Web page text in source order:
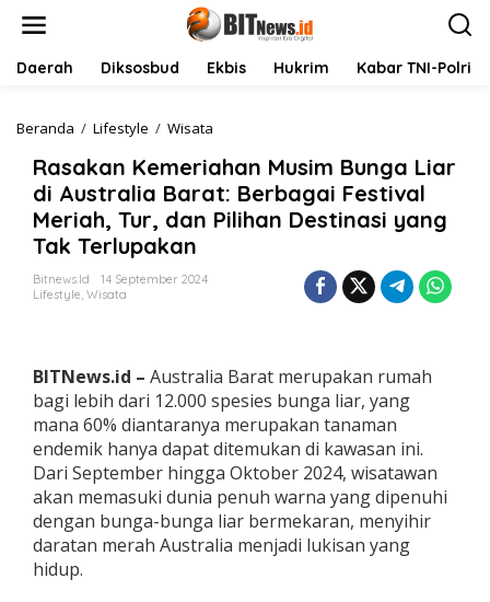
Daerah Diksosbud Ekbis Hukrim Kabar TNI-Polri
Beranda / Lifestyle / Wisata
s
a
k
a
a
h
a
n
u
s
m
Rasakan Kemeriahan Musim Bunga Liar
di Australia Barat: Berbagai Festival
Meriah, Tur, dan Pilihan Destinasi yang
Tak Terlupakan
Bitnews.id
14 September 2024
Lifestyle, Wisata
BITNews.id – Australia Barat merupakan rumah
bagi lebih dari 12.000 spesies bunga liar, yang
mana 60% diantaranya merupakan tanaman
endemik hanya dapat ditemukan di kawasan ini.
Dari September hingga Oktober 2024, wisatawan
akan memasuki dunia penuh warna yang dipenuhi
dengan bunga-bunga liar bermekaran, menyihir
daratan merah Australia menjadi lukisan yang
hidup.